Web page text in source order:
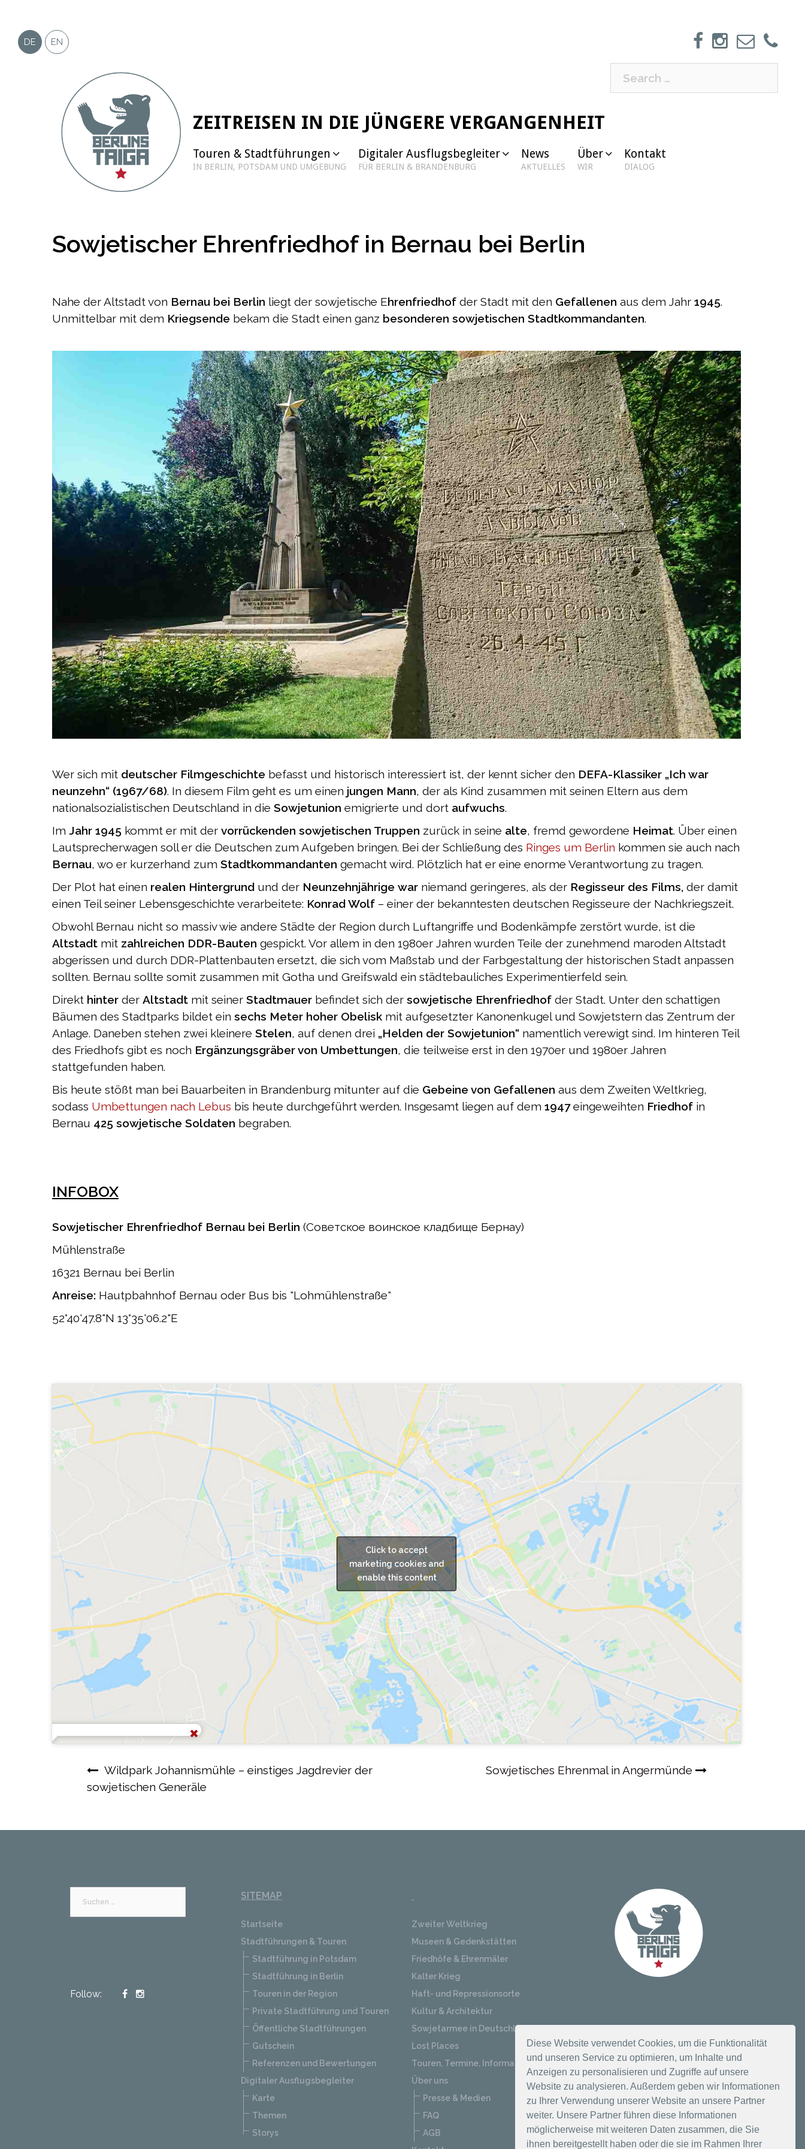
Diese Website verwendet Cookies, um die Funktionalität
und unseren Service zu optimieren, um Inhalte und
Anzeigen zu personalisieren und Zugriffe auf unsere
Website zu analysieren. Außerdem geben wir Informationen
zu Ihrer Verwendung unserer Website an unsere Partner
weiter. Unsere Partner führen diese Informationen
möglicherweise mit weiteren Daten zusammen, die Sie
ihnen bereitgestellt haben oder die sie im Rahmen Ihrer
springen
DE EN
ZEITREISEN IN DIE JÜNGERE VERGANGENHEIT
Touren & Stadtführungen
IN BERLIN, POTSDAM UND UMGEBUNG
Digitaler Ausflugsbegleiter
FÜR BERLIN & BRANDENBURG
News
AKTUELLES
Über
WIR
Kontakt
DIALOG
Sowjetischer Ehrenfriedhof in Bernau bei Berlin
Nahe der Altstadt von Bernau bei Berlin liegt der sowjetische Ehrenfriedhof der Stadt mit den Gefallenen aus dem Jahr 1945.
Unmittelbar mit dem Kriegsende bekam die Stadt einen ganz besonderen sowjetischen Stadtkommandanten.
Wer sich mit deutscher Filmgeschichte befasst und historisch interessiert ist, der kennt sicher den DEFA-Klassiker „Ich war
neunzehn“ (1967/68). In diesem Film geht es um einen jungen Mann, der als Kind zusammen mit seinen Eltern aus dem
nationalsozialistischen Deutschland in die Sowjetunion emigrierte und dort aufwuchs.
Im Jahr 1945 kommt er mit der vorrückenden sowjetischen Truppen zurück in seine alte, fremd gewordene Heimat. Über einen
Lautsprecherwagen soll er die Deutschen zum Aufgeben bringen. Bei der Schließung des Ringes um Berlin kommen sie auch nach
Bernau, wo er kurzerhand zum Stadtkommandanten gemacht wird. Plötzlich hat er eine enorme Verantwortung zu tragen.
Der Plot hat einen realen Hintergrund und der Neunzehnjährige war niemand geringeres, als der Regisseur des Films, der damit
einen Teil seiner Lebensgeschichte verarbeitete: Konrad Wolf – einer der bekanntesten deutschen Regisseure der Nachkriegszeit.
Obwohl Bernau nicht so massiv wie andere Städte der Region durch Luftangriffe und Bodenkämpfe zerstört wurde, ist die
Altstadt mit zahlreichen DDR-Bauten gespickt. Vor allem in den 1980er Jahren wurden Teile der zunehmend maroden Altstadt
abgerissen und durch DDR-Plattenbauten ersetzt, die sich vom Maßstab und der Farbgestaltung der historischen Stadt anpassen
sollten. Bernau sollte somit zusammen mit Gotha und Greifswald ein städtebauliches Experimentierfeld sein.
Direkt hinter der Altstadt mit seiner Stadtmauer befindet sich der sowjetische Ehrenfriedhof der Stadt. Unter den schattigen
Bäumen des Stadtparks bildet ein sechs Meter hoher Obelisk mit aufgesetzter Kanonenkugel und Sowjetstern das Zentrum der
Anlage. Daneben stehen zwei kleinere Stelen, auf denen drei „Helden der Sowjetunion“ namentlich verewigt sind. Im hinteren Teil
des Friedhofs gibt es noch Ergänzungsgräber von Umbettungen, die teilweise erst in den 1970er und 1980er Jahren
stattgefunden haben.
Bis heute stößt man bei Bauarbeiten in Brandenburg mitunter auf die Gebeine von Gefallenen aus dem Zweiten Weltkrieg,
sodass Umbettungen nach Lebus bis heute durchgeführt werden. Insgesamt liegen auf dem 1947eingeweihten Friedhof in
Bernau 425 sowjetische Soldaten begraben.
INFOBOX
Sowjetischer Ehrenfriedhof Bernau bei Berlin (Советское воинское кладбище Бернау)
Mühlenstraße
16321 Bernau bei Berlin
Anreise: Hautpbahnhof Bernau oder Bus bis "Lohmühlenstraße"
52°40'47.8"N 13°35'06.2"E
Click to accept
marketing cookies and
enable this content
Beitragsnavigation
Wildpark Johannismühle – einstiges Jagdrevier der
sowjetischen Generäle
Sowjetisches Ehrenmal in Angermünde
Follow:
SITEMAP
Startseite
Stadtführungen & Touren
Stadtführung in Potsdam
Stadtführung in Berlin
Touren in der Region
Private Stadtführung und Touren
Öffentliche Stadtführungen
Gutschein
Referenzen und Bewertungen
Digitaler Ausflugsbegleiter
Karte
Themen
Storys
Zweiter Weltkrieg
Museen & Gedenkstätten
Friedhöfe & Ehrenmäler
Kalter Krieg
Haft- und Repressionsorte
Kultur & Architektur
Sowjetarmee in Deutschland
Lost Places
Touren, Termine, Informationen
Über uns
Presse & Medien
FAQ
AGB